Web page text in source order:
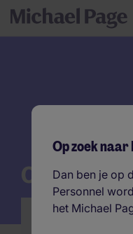
Op zoek
Dan ben je op
Personnel
het Michael
Over ons